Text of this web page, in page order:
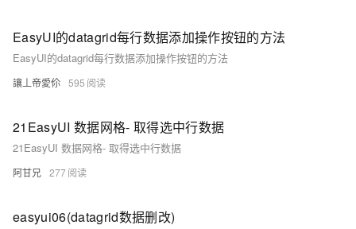
EasyUI的datagrid每行数据添加操作按钮的方法
EasyUI的datagrid每行数据添加操作按钮的方法
讓丄帝愛伱 595
21EasyUI 数据网格- 取得选中行数据
21EasyUI 数据网格- 取得选中行数据
阿甘兄 277
easyui06(datagrid数据删改)